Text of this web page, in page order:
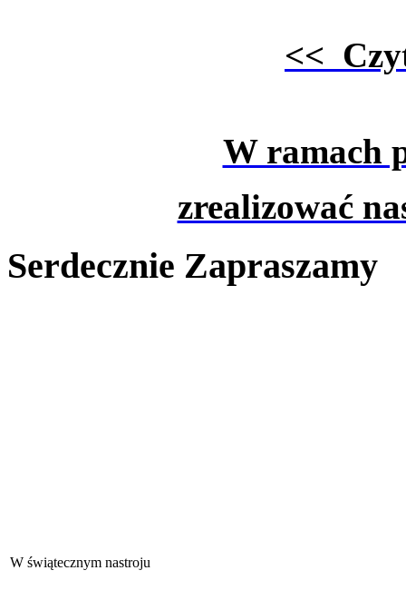
<<
W ramach
zrealizować
Serdecznie Zapraszamy
W świątecznym nastroju